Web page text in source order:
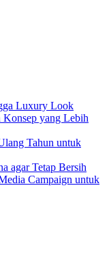
Luxury Look
yang Lebih
Tahun untuk
agar Tetap Bersih
Campaign untuk